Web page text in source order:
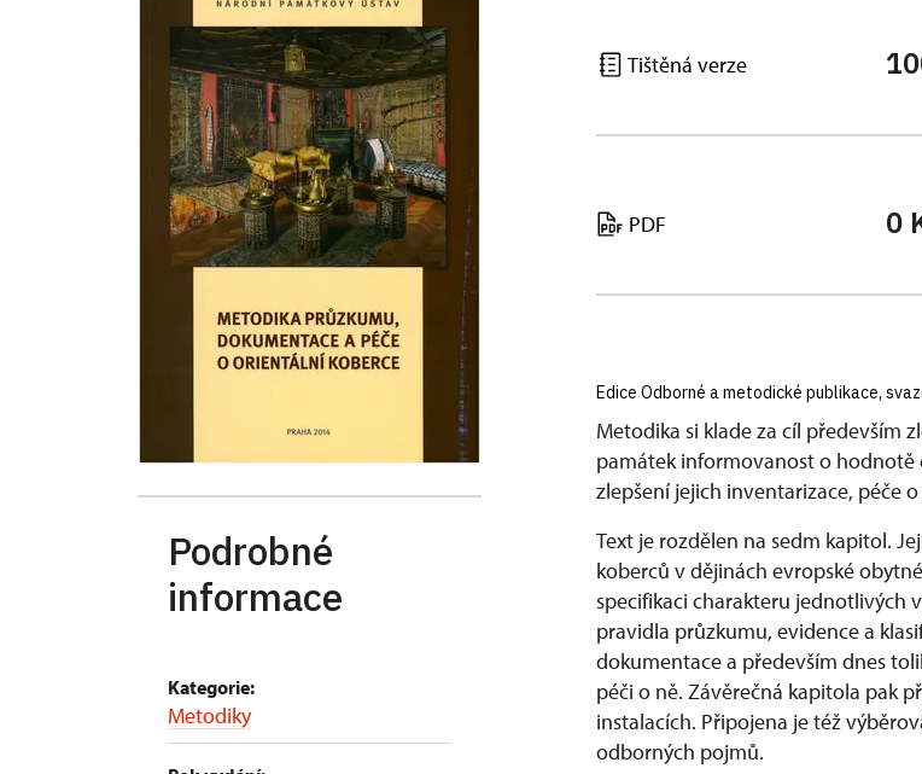
Podrobné
informace
Kategorie:
Metodiky
Tištěná verze
PDF 0
Edice Odborné a metodické publikace,
Metodika si klade za cíl především
památek informovanost o
zlepšení jejich inventarizace, péče
Text je rozdělen na sedm kapitol.
koberců v dějinách evropské
specifikaci charakteru jednotlivých
pravidla průzkumu, evidence a
dokumentace a především dnes
péči o ně. Závěrečná kapitola pak
instalacích. Připojena je též
odborných pojmů.